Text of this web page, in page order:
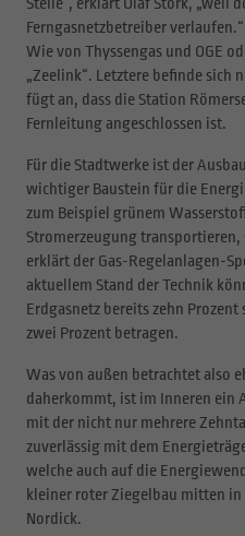
Ferngasnetzbetreiber verlaufen.“
Wie von Thyssengas und OGE
„Zeelink“. Letztere befinde sich
fügt an, dass die Station
Fernleitung angeschlossen ist.
Für die Stadtwerke ist der
wichtiger Baustein für die
zum Beispiel grünem
Stromerzeugung
erklärt der Gas-Regelanlagen-
aktuellem Stand der Technik
Erdgasnetz bereits zehn
zwei Prozent betragen.
Was von außen betrachtet also
daherkommt, ist im Inneren ein
mit der nicht nur mehrere
zuverlässig mit dem
welche auch auf die
kleiner roter Ziegelbau mitten in
Nordick.